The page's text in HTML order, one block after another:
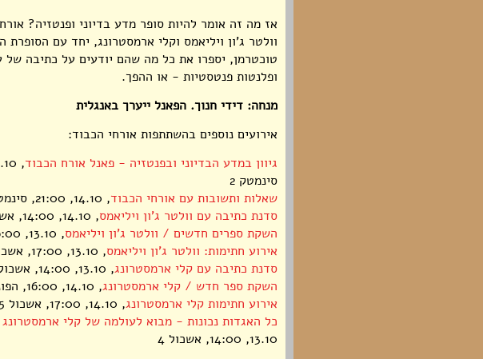
אז מה זה אומר להיות סופר מדע בדיוני ופנטזיה?
וולטר ג'ון ויליאמס וקלי ארמסטרונג, יחד עם הסופרת
טוכטרמן, יספרו את כל מה שהם יודעים על כתיבה של
ופלנטות פנטסטיות - או ההפך.
מנחה: דידי חנוך. הפאנל ייערך באנגלית
אירועים נוספים בהשתתפות אורחי הכבוד:
גיוון במדע הבדיוני ובפנטזיה - פאנל אורח הכבוד
סינמטק 2
שאלות ותשובות עם אורחי הכבוד, 14.10, 21:00, סינמטק 2
סדנת כתיבה עם וולטר ג'ון ויליאמס, 14.10, 14:00, אשכול 5
השקת ספרים חדשים / וולטר ג'ון ויליאמס, 13.10, 16:00, הפונדק
אירוע חתימות: וולטר ג'ון ויליאמס, 13.10, 17:00, אשכול 6
סדנת כתיבה עם קלי ארמסטרונג, 13.10, 14:00, אשכול 6
השקת ספר חדש / קלי ארמסטרונג, 14.10, 16:00, הפונדק
אירוע חתימות קלי ארמסטרונג, 14.10, 17:00, אשכול 5
כל האגדות נכונות - מבוא לעולמה של קלי
13.10, 14:00, אשכול 4